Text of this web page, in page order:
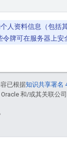
人资料信息（包括
令牌可在服务器上安
已根据知识共享署名
和/或其关联公司